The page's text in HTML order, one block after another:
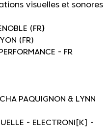
visuelles et sonores
(FR)
(FR)
- FR
PAQUIGNON & LYNN
- ELECTRONI[K] -